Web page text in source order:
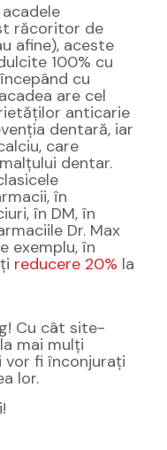
răcoritor de
afine), aceste
100% cu
cu
are cel
anticarie
dentară, iar
care
dentar.
în
în DM, în
Dr. Max
exemplu, în
reducere 20% la
Cu cât site-
mai mulți
fi înconjurați
lor.